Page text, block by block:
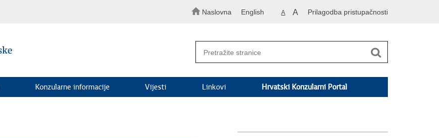
Naslovna English A A Prilagodba pristupačnosti
Konzularne informacije Vijesti Linkovi Hrvatski Konzularni Portal